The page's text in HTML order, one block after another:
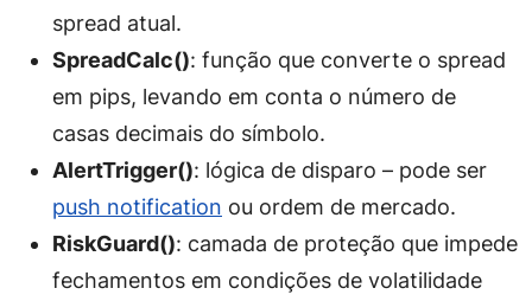
spread atual.
SpreadCalc(): função que converte o spread
em pips, levando em conta o número de
casas decimais do símbolo.
AlertTrigger(): lógica de disparo – pode ser
push notification ou ordem de mercado.
RiskGuard(): camada de proteção que impede
fechamentos em condições de volatilidade